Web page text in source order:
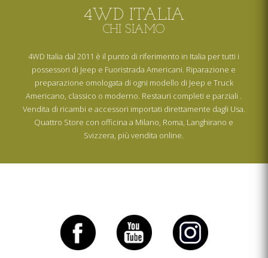
4WD ITALIA
CHI SIAMO
4WD Italia dal 2011 è il punto di riferimento in Italia per tutti i
possessori di Jeep e Fuoristrada Americani. Riparazione e
preparazione omologata di ogni modello di Jeep e Truck
Americano, classico o moderno. Restauri completi e parziali .
Vendita di ricambi e accessori importati direttamente dagli Usa.
Quattro Store con officina a Milano, Roma, Langhirano e
Svizzera, più vendita online.